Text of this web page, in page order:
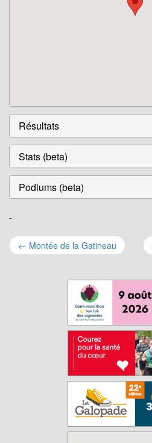
Résultats
Stats (beta)
Podiums (beta)
-
Navigation
articles
← Montée de la Gatineau